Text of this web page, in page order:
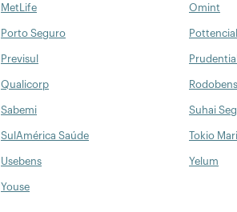
MetLife Omint
Porto Seguro Pottencial
Previsul
Qualicorp Rodobens
Sabemi Suhai
SulAmérica Saúde Tokio
Usebens Yelum
Youse